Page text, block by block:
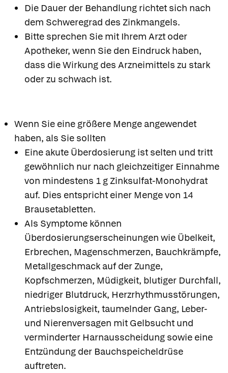
Die Dauer der Behandlung richtet sich nach
dem Schweregrad des Zinkmangels.
Bitte sprechen Sie mit Ihrem Arzt oder
Apotheker, wenn Sie den Eindruck haben,
dass die Wirkung des Arzneimittels zu stark
oder zu schwach ist.
Wenn Sie eine größere Menge angewendet
haben, als Sie sollten
Eine akute Überdosierung ist selten und tritt
gewöhnlich nur nach gleichzeitiger Einnahme
von mindestens 1 g Zinksulfat-Monohydrat
auf. Dies entspricht einer Menge von 14
Brausetabletten.
Als Symptome können
Überdosierungserscheinungen wie Übelkeit,
Erbrechen, Magenschmerzen, Bauchkrämpfe,
Metallgeschmack auf der Zunge,
Kopfschmerzen, Müdigkeit, blutiger Durchfall,
niedriger Blutdruck, Herzrhythmusstörungen,
Antriebslosigkeit, taumelnder Gang, Leber-
und Nierenversagen mit Gelbsucht und
verminderter Harnausscheidung sowie eine
Entzündung der Bauchspeicheldrüse
auftreten.